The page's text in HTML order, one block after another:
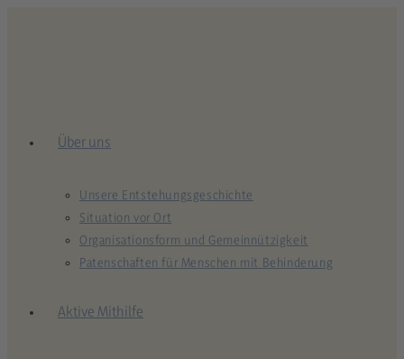
Über uns
Unsere Entstehungsgeschichte
Situation vor Ort
Organisationsform und Gemeinnützigkeit
Patenschaften für Menschen mit Behinderung
Aktive Mithilfe